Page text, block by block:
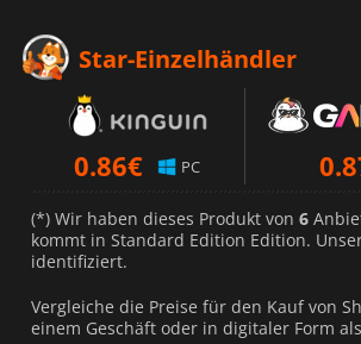
Star-Einzelhändler
0.86€ PC
(*) Wir haben dieses Produkt von 6
kommt in Standard Edition Edition.
identifiziert.
Vergleiche die Preise für den Kauf von
einem Geschäft oder in digitaler Form als